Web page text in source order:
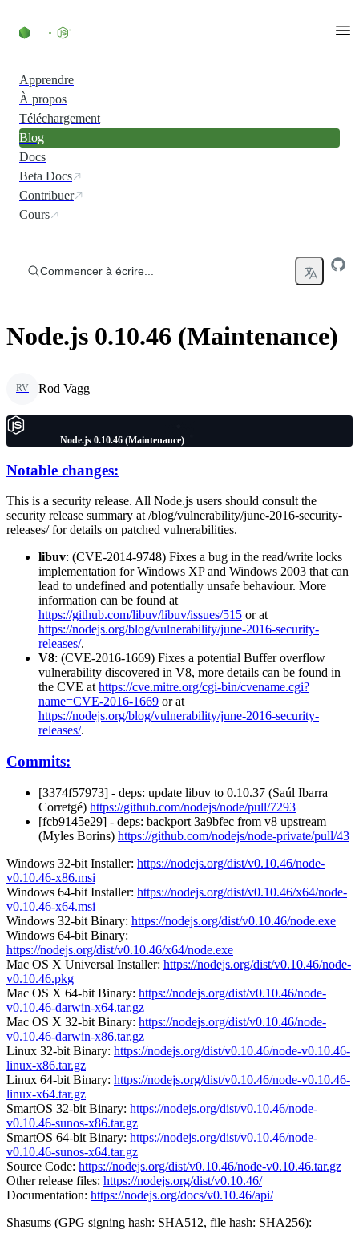
Apprendre
À propos
Téléchargement
Blog
Docs
Beta Docs
Contribuer
Cours
Commencer à écrire...
Node.js 0.10.46 (Maintenance)
RV Rod Vagg
Node.js 0.10.46 (Maintenance)
Notable changes:
This is a security release. All Node.js users should consult the
security release summary at /blog/vulnerability/june-2016-security-
releases/ for details on patched vulnerabilities.
libuv: (CVE-2014-9748) Fixes a bug in the read/write locks
implementation for Windows XP and Windows 2003 that can
lead to undefined and potentially unsafe behaviour. More
information can be found at
https://github.com/libuv/libuv/issues/515 or at
https://nodejs.org/blog/vulnerability/june-2016-security-
releases/.
V8: (CVE-2016-1669) Fixes a potential Buffer overflow
vulnerability discovered in V8, more details can be found in
the CVE at https://cve.mitre.org/cgi-bin/cvename.cgi?
name=CVE-2016-1669 or at
https://nodejs.org/blog/vulnerability/june-2016-security-
releases/.
Commits:
[3374f57973] - deps: update libuv to 0.10.37 (Saúl Ibarra
Corretgé) https://github.com/nodejs/node/pull/7293
[fcb9145e29] - deps: backport 3a9bfec from v8 upstream
(Myles Borins) https://github.com/nodejs/node-private/pull/43
Windows 32-bit Installer: https://nodejs.org/dist/v0.10.46/node-
v0.10.46-x86.msi
Windows 64-bit Installer: https://nodejs.org/dist/v0.10.46/x64/node-
v0.10.46-x64.msi
Windows 32-bit Binary: https://nodejs.org/dist/v0.10.46/node.exe
Windows 64-bit Binary:
https://nodejs.org/dist/v0.10.46/x64/node.exe
Mac OS X Universal Installer: https://nodejs.org/dist/v0.10.46/node-
v0.10.46.pkg
Mac OS X 64-bit Binary: https://nodejs.org/dist/v0.10.46/node-
v0.10.46-darwin-x64.tar.gz
Mac OS X 32-bit Binary: https://nodejs.org/dist/v0.10.46/node-
v0.10.46-darwin-x86.tar.gz
Linux 32-bit Binary: https://nodejs.org/dist/v0.10.46/node-v0.10.46-
linux-x86.tar.gz
Linux 64-bit Binary: https://nodejs.org/dist/v0.10.46/node-v0.10.46-
linux-x64.tar.gz
SmartOS 32-bit Binary: https://nodejs.org/dist/v0.10.46/node-
v0.10.46-sunos-x86.tar.gz
SmartOS 64-bit Binary: https://nodejs.org/dist/v0.10.46/node-
v0.10.46-sunos-x64.tar.gz
Source Code: https://nodejs.org/dist/v0.10.46/node-v0.10.46.tar.gz
Other release files: https://nodejs.org/dist/v0.10.46/
Documentation: https://nodejs.org/docs/v0.10.46/api/
Shasums (GPG signing hash: SHA512, file hash: SHA256):